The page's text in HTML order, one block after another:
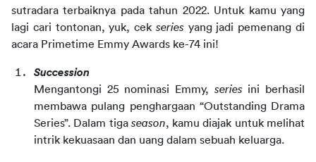
sutradara terbaiknya pada tahun 2022. Untuk kamu yang
lagi cari tontonan, yuk, cek series yang jadi pemenang di
acara Primetime Emmy Awards ke-74 ini!
Succession
Mengantongi 25 nominasi Emmy, series ini berhasil
membawa pulang penghargaan “Outstanding Drama
Series”. Dalam tiga season, kamu diajak untuk melihat
intrik kekuasaan dan uang dalam sebuah keluarga.